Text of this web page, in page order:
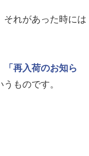
それがあった時には
「再入荷のお知ら
ものです。